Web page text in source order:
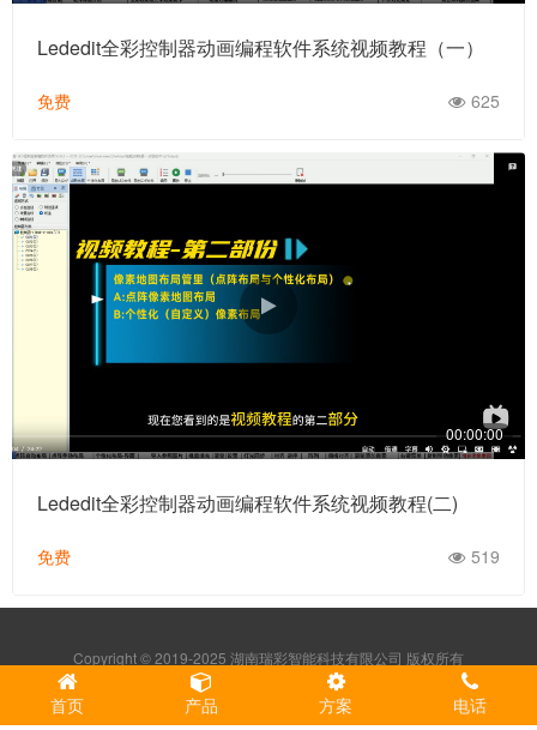
Lededit全彩控制器动画编程软件系统视频教程（一）
免费 625
00:00:00
Lededit全彩控制器动画编程软件系统视频教程(二)
免费 519
Copyright © 2019-2025 湖南瑞彩智能科技有限公司 版权所有
湘ICP备2023029144号-1
首页 产品 方案 电话